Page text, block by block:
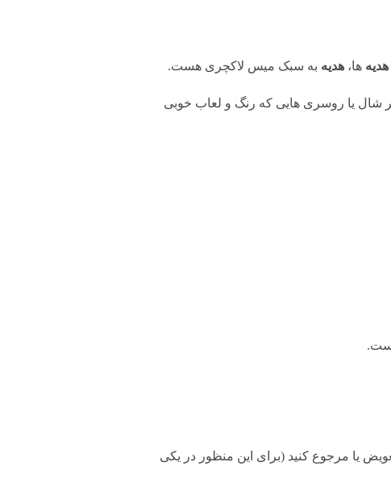
هدیه ها، هدیه به سبک میس لاکچری هست.
شال یا روسری هایی که رنگ و لعاب خوبی
تا ۲۴ ساعت طبق قوانین، میتونید تعویض یا مرجوع کنید (برای این منظور در یکی